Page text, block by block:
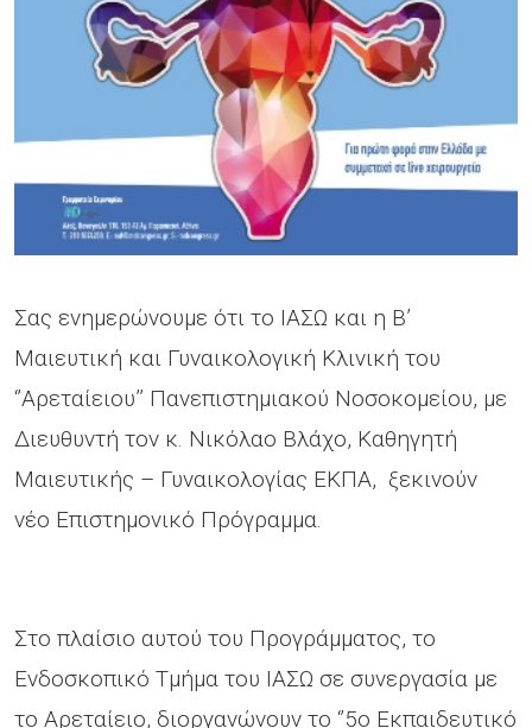
Σας ενημερώνουμε ότι το ΙΑΣΩ και η Β’
Μαιευτική και Γυναικολογική Κλινική του
‘’Αρεταίειου’’ Πανεπιστημιακού Νοσοκομείου, με
Διευθυντή τον κ. Νικόλαο Βλάχο, Καθηγητή
Μαιευτικής – Γυναικολογίας ΕΚΠΑ, ξεκινούν
νέο Επιστημονικό Πρόγραμμα.
Στο πλαίσιο αυτού του Προγράμματος, το
Ενδοσκοπικό Τμήμα του ΙΑΣΩ σε συνεργασία με
το Αρεταίειο, διοργανώνουν το ‘’5ο Εκπαιδευτικό